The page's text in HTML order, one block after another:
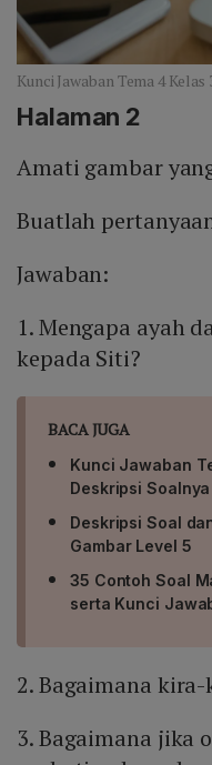
Kunci Jawaban Tema 4 Kelas
Halaman 2
Amati gambar
Buatlah
Jawaban:
1. Mengapa ayah
kepada Siti?
BACA JUGA
Kunci Jawaban
Deskripsi Soalnya
Deskripsi Soal
Gambar Level 5
35 Contoh Soal
serta Kunci
2. Bagaimana
3. Bagaimana jika